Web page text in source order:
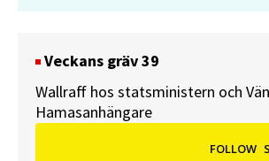
Veckans gräv 39
Wallraff hos statsministern och
Hamasanhängare